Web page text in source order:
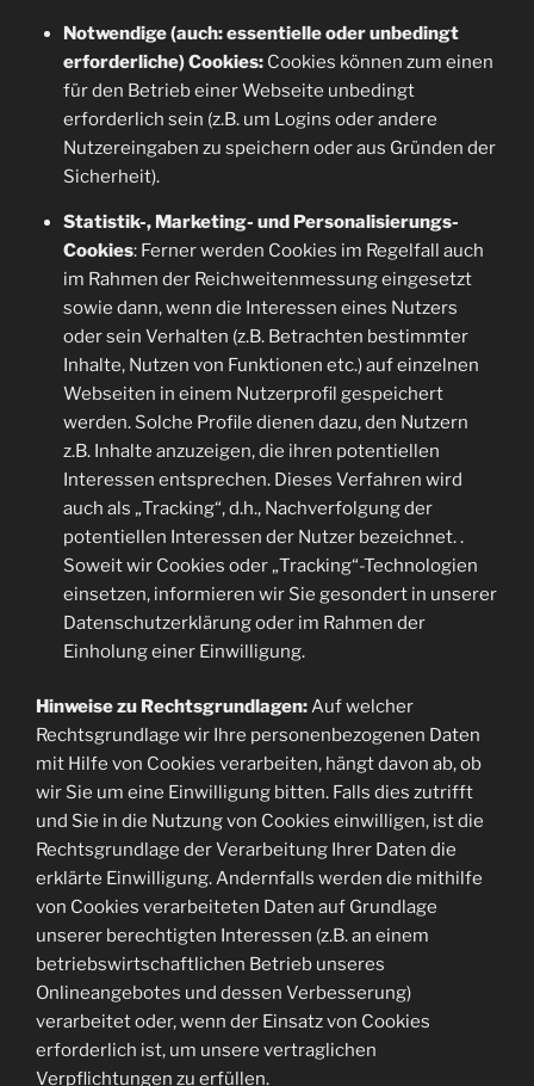
Notwendige (auch: essentielle oder unbedingt
erforderliche) Cookies:Cookies können zum einen
für den Betrieb einer Webseite unbedingt
erforderlich sein (z.B. um Logins oder andere
Nutzereingaben zu speichern oder aus Gründen der
Sicherheit).
Statistik-, Marketing- und Personalisierungs-
Cookies: Ferner werden Cookies im Regelfall auch
im Rahmen der Reichweitenmessung eingesetzt
sowie dann, wenn die Interessen eines Nutzers
oder sein Verhalten (z.B. Betrachten bestimmter
Inhalte, Nutzen von Funktionen etc.) auf einzelnen
Webseiten in einem Nutzerprofil gespeichert
werden. Solche Profile dienen dazu, den Nutzern
z.B. Inhalte anzuzeigen, die ihren potentiellen
Interessen entsprechen. Dieses Verfahren wird
auch als „Tracking“, d.h., Nachverfolgung der
potentiellen Interessen der Nutzer bezeichnet. .
Soweit wir Cookies oder „Tracking“-Technologien
einsetzen, informieren wir Sie gesondert in unserer
Datenschutzerklärung oder im Rahmen der
Einholung einer Einwilligung.
Hinweise zu Rechtsgrundlagen:Auf welcher
Rechtsgrundlage wir Ihre personenbezogenen Daten
mit Hilfe von Cookies verarbeiten, hängt davon ab, ob
wir Sie um eine Einwilligung bitten. Falls dies zutrifft
und Sie in die Nutzung von Cookies einwilligen, ist die
Rechtsgrundlage der Verarbeitung Ihrer Daten die
erklärte Einwilligung. Andernfalls werden die mithilfe
von Cookies verarbeiteten Daten auf Grundlage
unserer berechtigten Interessen (z.B. an einem
betriebswirtschaftlichen Betrieb unseres
Onlineangebotes und dessen Verbesserung)
verarbeitet oder, wenn der Einsatz von Cookies
erforderlich ist, um unsere vertraglichen
Verpflichtungen zu erfüllen.